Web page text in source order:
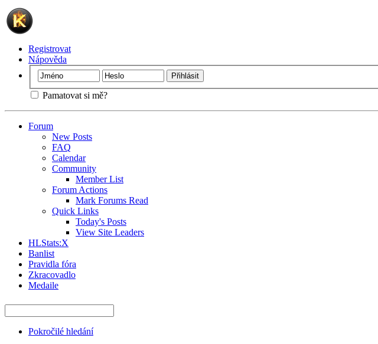
Registrovat
Nápověda
Pamatovat si mě?
Forum
New Posts
FAQ
Calendar
Community
Member List
Forum Actions
Mark Forums Read
Quick Links
Today's Posts
View Site Leaders
HLStats:X
Banlist
Pravidla fóra
Zkracovadlo
Medaile
Pokročilé hledání